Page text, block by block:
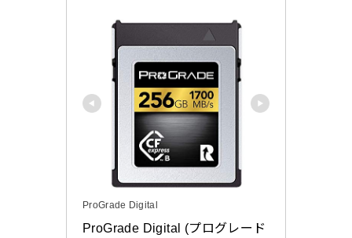
ProGrade Digital
ProGrade Digital (プログレード